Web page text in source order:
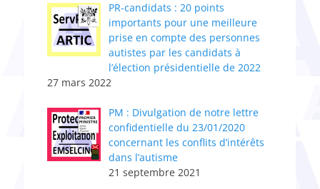
PR-candidats : 20 points
importants pour une meilleure
prise en compte des personnes
autistes par les candidats à
l’élection présidentielle de 2022
27 mars 2022
PM : Divulgation de notre lettre
confidentielle du 23/01/2020
concernant les conflits d’intérêts
dans l’autisme
21 septembre 2021